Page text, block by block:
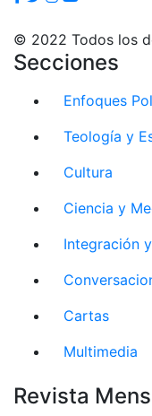
© 2022 Todos los
Secciones
Enfoques
Teología y
Cultura
Ciencia y
Integración
Cartas
Multimedia
Revista